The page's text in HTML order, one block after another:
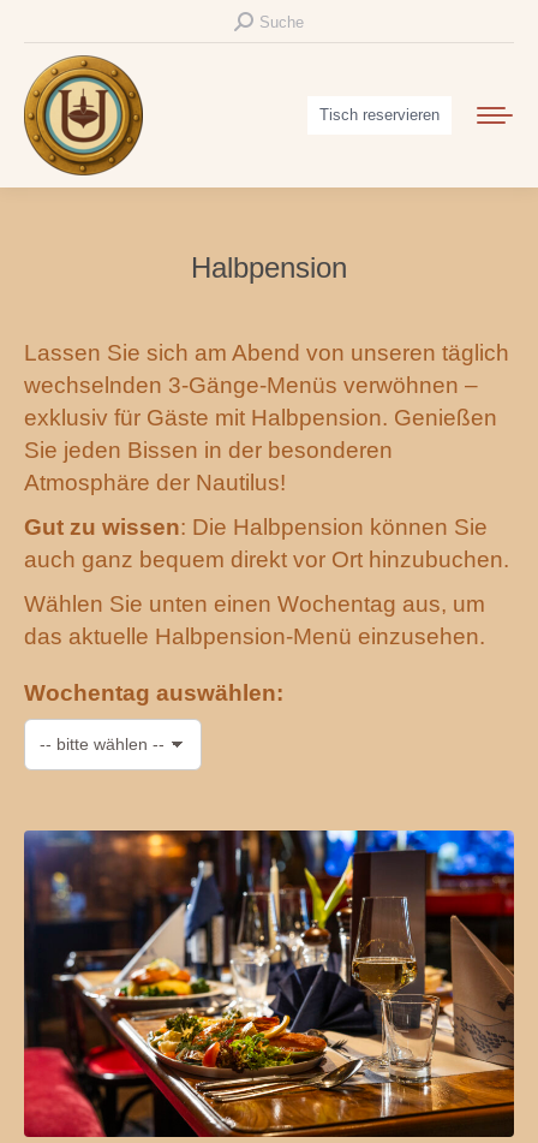
Search:
Suche
Tisch reservieren
Halbpension
Lassen Sie sich am Abend von unseren täglich
wechselnden 3-Gänge-Menüs verwöhnen –
exklusiv für Gäste mit Halbpension. Genießen
Sie jeden Bissen in der besonderen
Atmosphäre der Nautilus!
Gut zu wissen: Die Halbpension können Sie
auch ganz bequem direkt vor Ort hinzubuchen.
Wählen Sie unten einen Wochentag aus, um
das aktuelle Halbpension-Menü einzusehen.
Wochentag auswählen: